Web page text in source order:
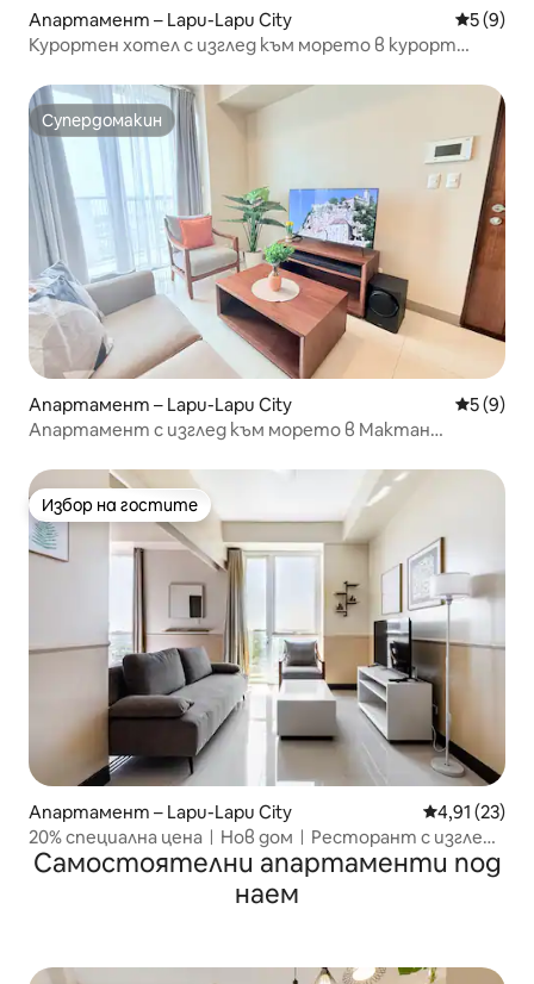
Апартамент – Lapu-Lapu City Средна
5 (9)
Курортен хотел с изглед към морето в курорт
Супердомакин
Супердомакин
Апартамент – Lapu-Lapu City Средна
5 (9)
Апартамент с изглед към морето в Мактан
Избор на гостите
Избор на гостите
Апартамент – Lapu-Lapu City Средна
4,91 (23)
20% специална ценаㅣНов домㅣРесторант с изглед
ㅣМактан Ню Таун Клъстър 1ㅣПлаж и басейн в Ню
Таун безплатноㅣТрансфер от и до летищетоㅣ
Самостоятелни апартаменти под
наем